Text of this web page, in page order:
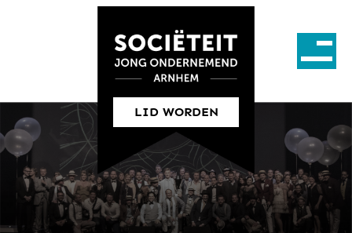
LID WORDEN